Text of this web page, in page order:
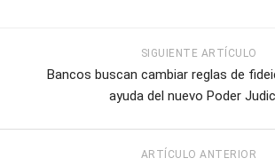
SIGUIENTE ARTÍCULO
Bancos buscan cambiar reglas de
ayuda del nuevo Poder
ARTÍCULO ANTERIOR